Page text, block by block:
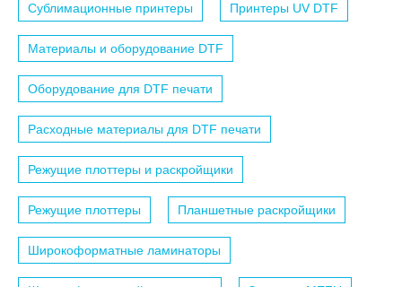
Сублимационные принтеры Принтеры UV DTF
Материалы и оборудование DTF
Оборудование для DTF печати
Расходные материалы для DTF печати
Режущие плоттеры и раскройщики
Режущие плоттеры Планшетные раскройщики
Широкоформатные ламинаторы